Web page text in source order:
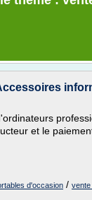
et le
d'occasion / vente